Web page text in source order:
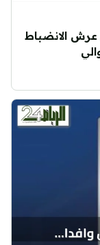
عرش الانضباط